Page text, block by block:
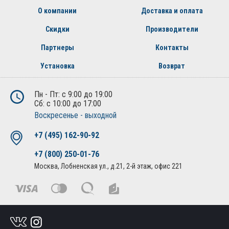
О компании Доставка и оплата
Скидки Производители
Партнеры Контакты
Установка Возврат
Пн - Пт: с 9:00 до 19:00
Сб: с 10:00 до 17:00
Воскресенье - выходной
+7 (495) 162-90-92
+7 (800) 250-01-76
Москва, Лобненская ул., д.21, 2-й этаж, офис 221